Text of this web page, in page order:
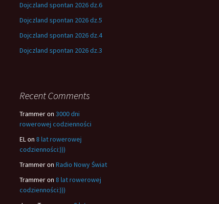
Dojczland spontan 2026 dz.6
Dojczland spontan 2026 dz.5
Dojczland spontan 2026 dz.4
Dojczland spontan 2026 dz.3
Recent Comments
Trammeron 3000 dni
rowerowej codzienności
ELon 8 lat rowerowej
codzienności:)))
Trammeron Radio Nowy Świat
Trammeron 8 lat rowerowej
codzienności:)))